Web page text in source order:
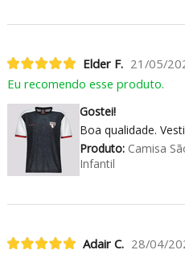
Elder F. 21/05/
Eu recomendo esse produto.
Gostei!
Boa qualidade.
Produto:Camisa
Infantil
Adair C. 28/04/